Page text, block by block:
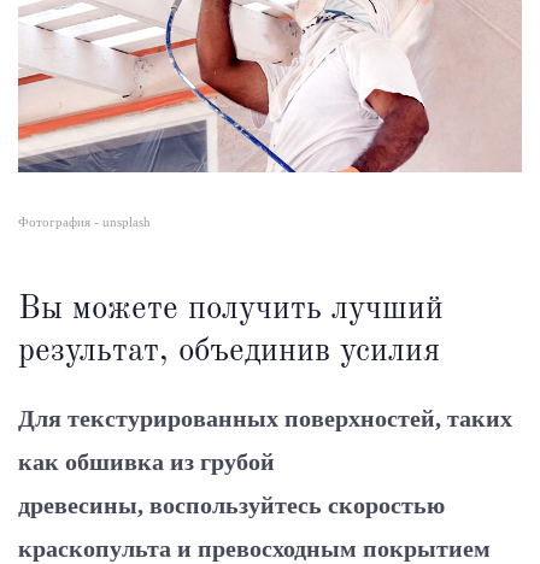
Фотография - unsplash
Вы можете получить лучший
результат, объединив усилия
Для текстурированных поверхностей, таких
как обшивка из грубой
древесины, воспользуйтесь скоростью
краскопульта и превосходным покрытием